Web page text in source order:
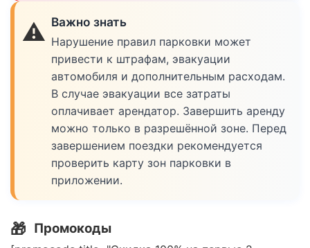
⚠️ Важно знать
Нарушение правил парковки может
привести к штрафам, эвакуации
автомобиля и дополнительным расходам.
В случае эвакуации все затраты
оплачивает арендатор. Завершить аренду
можно только в разрешённой зоне. Перед
завершением поездки рекомендуется
проверить карту зон парковки в
приложении.
🎁 Промокоды